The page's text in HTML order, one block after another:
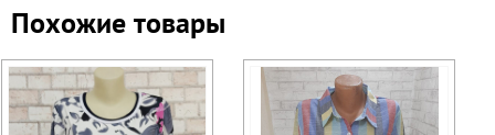
Похожие товары